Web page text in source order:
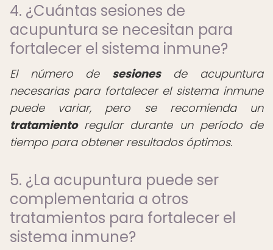
4. ¿Cuántas sesiones de
acupuntura se necesitan para
fortalecer el sistema inmune?
El número de sesionesde acupuntura
necesarias para fortalecer el sistema inmune
puede variar, pero se recomienda un
tratamientoregular durante un período de
tiempo para obtener resultados óptimos.
5. ¿La acupuntura puede ser
complementaria a otros
tratamientos para fortalecer el
sistema inmune?